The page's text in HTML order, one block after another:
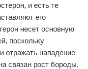
и есть те
его
несет основную
поскольку
отражать нападение
связан рост бороды,